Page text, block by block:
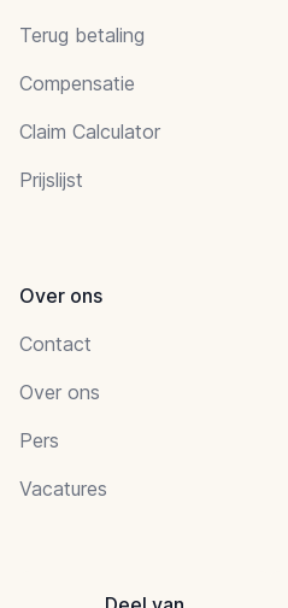
Terug betaling
Compensatie
Claim Calculator
Prijslijst
Over ons
Contact
Over ons
Pers
Vacatures